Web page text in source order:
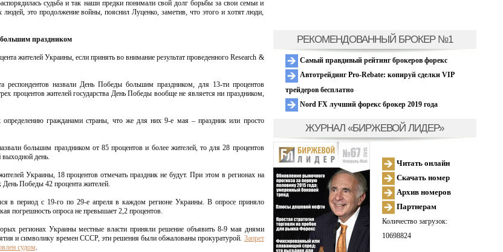
судьба и так наши предки понимали свой долг борьбы за свои семьи и
это продолжение войны, пояснил Луценко, заметив, что этого и хотят люди,
большим праздником
жителей Украины, если принять во внимание результат проведенного Research &
респондентов назвали День Победы большим праздником, для 13-ти процентов
процентов жителей государства День Победы вообще не является ни праздником,
гражданами страны, что же для них 9-е мая – праздник или просто
большим праздником от 85 процентов и более жителей, то для 28 процентов
выходной день.
Украины, 18 процентов отмечать праздник не будут. При этом в регионах на
День Победы 42 процента жителей.
в период с 19-го по 29-е апреля в каждом регионе Украины. В опросе приняло
погрешность опроса не превышает 2,2 процентов.
регионах Украины местные власти приняли решение объявить 8-9 мая днями
и символику времен СССР, эти решения были обжалованы прокуратурой. Запрет
судом.
РЕКОМЕНДОВАННЫЙ БРОКЕР №1
Самый правдивый рейтинг брокеров форекс
Автотрейдинг Pro-Rebate: копируй сделки VIP
трейдеров бесплатно
Nord FX лучший форекс брокер 2019 года
ЖУРНАЛ «БИРЖЕВОЙ ЛИДЕР»
Читать онлайн
Скачать номер
Архив номеров
Партнерам
Количество загрузок:
10698824